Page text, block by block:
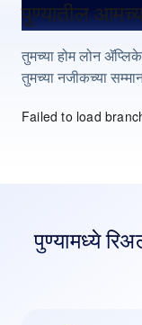
पुण्यातील
तुमच्या होम लोन
तुमच्या नजीकच्या
Failed to load
पुण्यामध्ये